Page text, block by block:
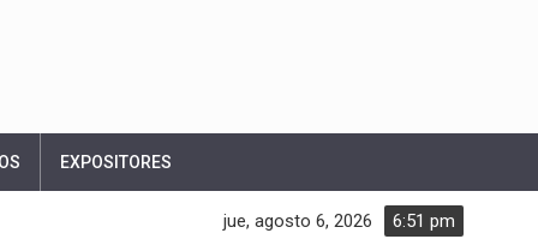
EXPOSITORES
6:51 pm
jue, agosto 6, 2026